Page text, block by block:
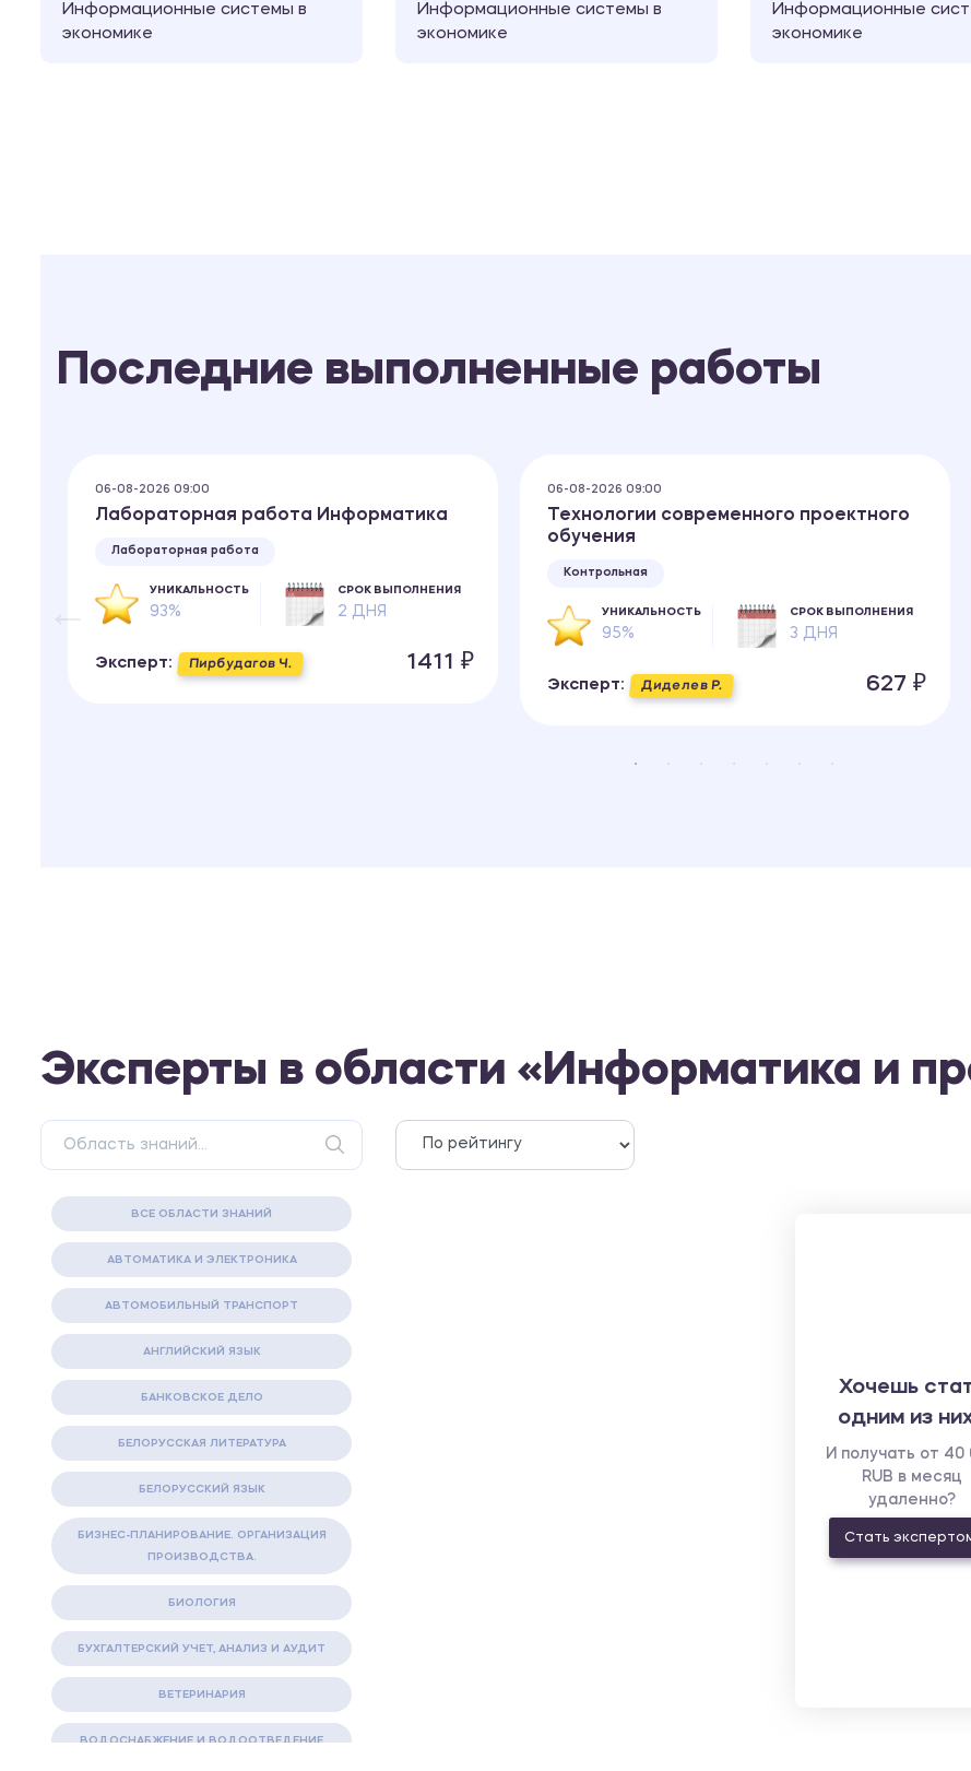
Информационные системы в
экономике
Информационные системы в
экономике
Информационные
экономике
Последние выполненные работы
06-08-2026 09:00
Лабораторная работа Информатика
Лабораторная работа
УНИКАЛЬНОСТЬ
93%
СРОК ВЫПОЛНЕНИЯ
2 ДНЯ
Эксперт: Пирбудагов Ч. 1411 ₽
06-08-2026 09:00
Технологии современного проектного
обучения
Контрольная
УНИКАЛЬНОСТЬ
95%
СРОК ВЫПОЛНЕНИЯ
3 ДНЯ
Эксперт: Диделев Р. 627 ₽
Эксперты в области «Информатика и
ВСЕ ОБЛАСТИ ЗНАНИЙ
АВТОМАТИКА И ЭЛЕКТРОНИКА
АВТОМОБИЛЬНЫЙ ТРАНСПОРТ
АНГЛИЙСКИЙ ЯЗЫК
БАНКОВСКОЕ ДЕЛО
БЕЛОРУССКАЯ ЛИТЕРАТУРА
БЕЛОРУССКИЙ ЯЗЫК
БИЗНЕС-ПЛАНИРОВАНИЕ. ОРГАНИЗАЦИЯ
ПРОИЗВОДСТВА.
БИОЛОГИЯ
БУХГАЛТЕРСКИЙ УЧЕТ, АНАЛИЗ И АУДИТ
ВЕТЕРИНАРИЯ
ВОДОСНАБЖЕНИЕ И ВОДООТВЕДЕНИЕ
Хочешь
одним из
И получать от 40
RUB в месяц
удаленно?
Стать